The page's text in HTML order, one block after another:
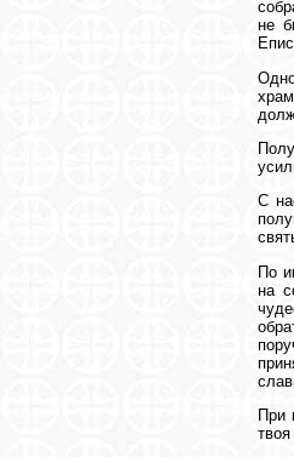
не
С
По
на
При